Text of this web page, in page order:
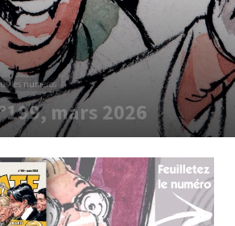
les numéros
mars 2026